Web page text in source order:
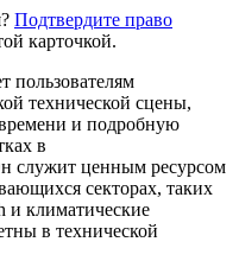
Подтвердите право
карточкой.
пользователям
технической сцены,
и подробную
в
служит ценным ресурсом
секторах, таких
и климатические
в технической